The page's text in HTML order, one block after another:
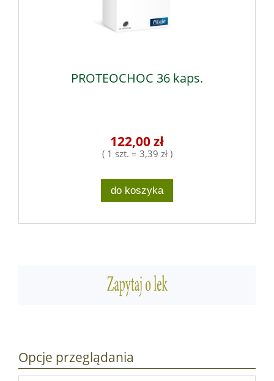
PROTEOCHOC 36 kaps.
122,00 zł
( 1 szt. = 3,39 zł )
do koszyka
Opcje przeglądania